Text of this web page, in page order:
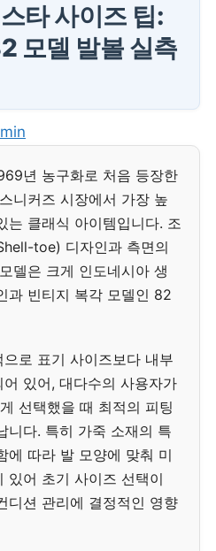
타 사이즈 팁:
모델 발볼 실측
년 농구화로 처음 등장한
니커즈 시장에서 가장 높
는 클래식 아이템입니다. 조
toe) 디자인과 측면의
델은 크게 인도네시아 생
과 빈티지 복각 모델인 82
로 표기 사이즈보다 내부
있어, 대다수의 사용자가
선택했을 때 최적의 피팅
니다. 특히 가죽 소재의 특
에 따라 발 모양에 맞춰 미
있어 초기 사이즈 선택이
디션 관리에 결정적인 영향